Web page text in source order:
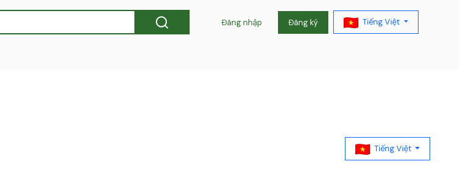
Đăng nhập Đăng ký Tiếng Việt
Tiếng Việt